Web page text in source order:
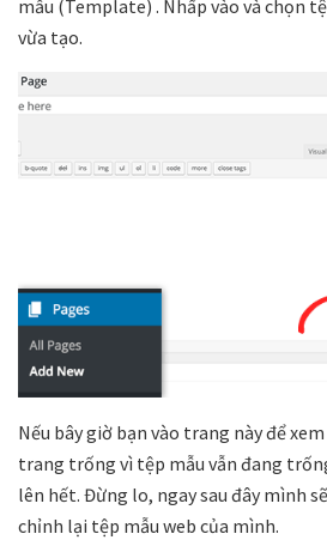
mẫu (Template) . Nhấp vào và chọn
vừa tạo.
Nếu bây giờ bạn vào trang này để
trang trống vì tệp mẫu vẫn đang
lên hết. Đừng lo, ngay sau đây mình
chỉnh lại tệp mẫu web của mình.